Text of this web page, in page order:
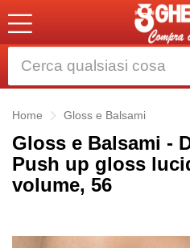
Home Gloss e Balsami
Gloss e Balsami -
Push up gloss
volume, 56